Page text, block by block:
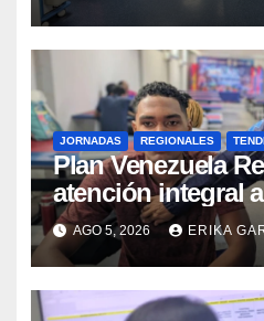
JORNADAS REGIONALES
​Plan Venezuela
atención integral
evaluación de
Aragua
AGO 5, 2026 ERIKA